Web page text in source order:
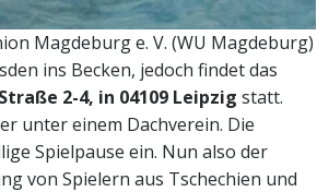
Magdeburg e. V. (WU Magdeburg)
ins Becken, jedoch findet das
2-4, in 04109 Leipzig statt.
unter einem Dachverein. Die
Spielpause ein. Nun also der
von Spielern aus Tschechien und